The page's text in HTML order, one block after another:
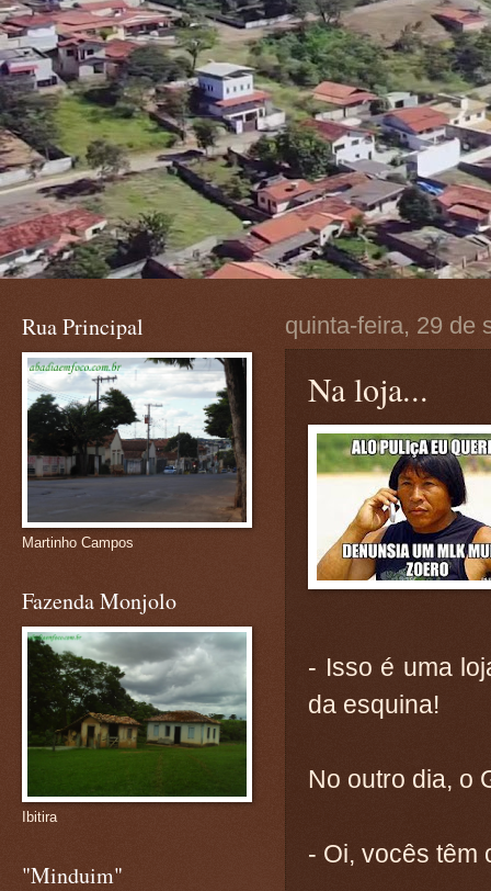
quinta-feira, 29 de
Na loja...
- Isso é uma
da esquina!
No outro dia, o
- Oi, vocês têm
Rua Principal
Martinho Campos
Fazenda Monjolo
Ibitira
"Minduim"